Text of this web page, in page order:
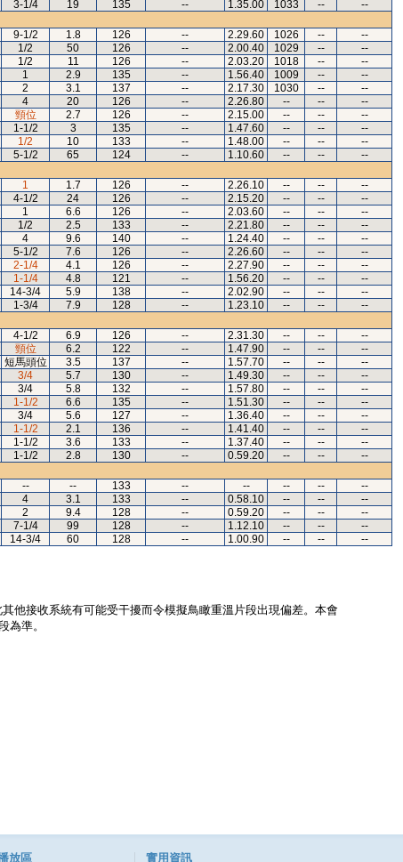
3-1/4 19 135 -- 1.35.00 1033 --
--
9-1/2 1.8 126 -- 2.29.60 1026 --
--
1/2 50 126 -- 2.00.40 1029 --
--
1/2 11 126 -- 2.03.20 1018 --
--
1 2.9 135 -- 1.56.40 1009 --
--
2 3.1 137 -- 2.17.30 1030 --
--
4 20 126 -- 2.26.80 -- --
--
頸位 2.7 126 -- 2.15.00 -- --
--
1-1/2 3 135 -- 1.47.60 -- --
--
1/2 10 133 -- 1.48.00 -- --
--
5-1/2 65 124 -- 1.10.60 -- --
--
1 1.7 126 -- 2.26.10 -- --
--
4-1/2 24 126 -- 2.15.20 -- --
--
1 6.6 126 -- 2.03.60 -- --
--
1/2 2.5 133 -- 2.21.80 -- --
--
4 9.6 140 -- 1.24.40 -- --
--
5-1/2 7.6 126 -- 2.26.60 -- --
--
2-1/4 4.1 126 -- 2.27.90 -- --
--
1-1/4 4.8 121 -- 1.56.20 -- --
--
14-3/4 5.9 138 -- 2.02.90 -- --
--
1-3/4 7.9 128 -- 1.23.10 -- --
--
4-1/2 6.9 126 -- 2.31.30 -- --
--
頸位 6.2 122 -- 1.47.90 -- --
--
短馬頭位 3.5 137 -- 1.57.70 -- --
--
3/4 5.7 130 -- 1.49.30 -- --
--
3/4 5.8 132 -- 1.57.80 -- --
--
1-1/2 6.6 135 -- 1.51.30 -- --
--
3/4 5.6 127 -- 1.36.40 -- --
--
1-1/2 2.1 136 -- 1.41.40 -- --
--
1-1/2 3.6 133 -- 1.37.40 -- --
--
1-1/2 2.8 130 -- 0.59.20 -- --
--
-- -- 133 -- -- -- --
--
4 3.1 133 -- 0.58.10 -- --
--
2 9.4 128 -- 0.59.20 -- --
--
7-1/4 99 128 -- 1.12.10 -- --
--
14-3/4 60 128 -- 1.00.90 -- -- --
他接收系統有可能受干擾而令模擬鳥瞰重溫片段出現偏差。本會
為準。
放區 實用資訊